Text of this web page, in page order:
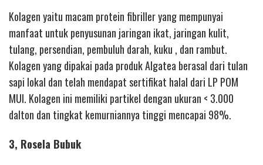
Kolagen yaitu macam protein fibriller yang mempunyai
manfaat untuk penyusunan jaringan ikat, jaringan kulit,
tulang, persendian, pembuluh darah, kuku , dan rambut.
Kolagen yang dipakai pada produk Algatea berasal dari tulan
sapi lokal dan telah mendapat sertifikat halal dari LP POM
MUI. Kolagen ini memiliki partikel dengan ukuran < 3.000
dalton dan tingkat kemurniannya tinggi mencapai 98%.
3, Rosela Bubuk